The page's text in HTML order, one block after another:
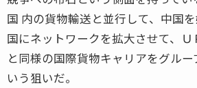
国 内の貨物輸送と並行して、中国
国にネットワークを拡大させて、
と同様の国際貨物キャリアをグル
いう狙いだ。